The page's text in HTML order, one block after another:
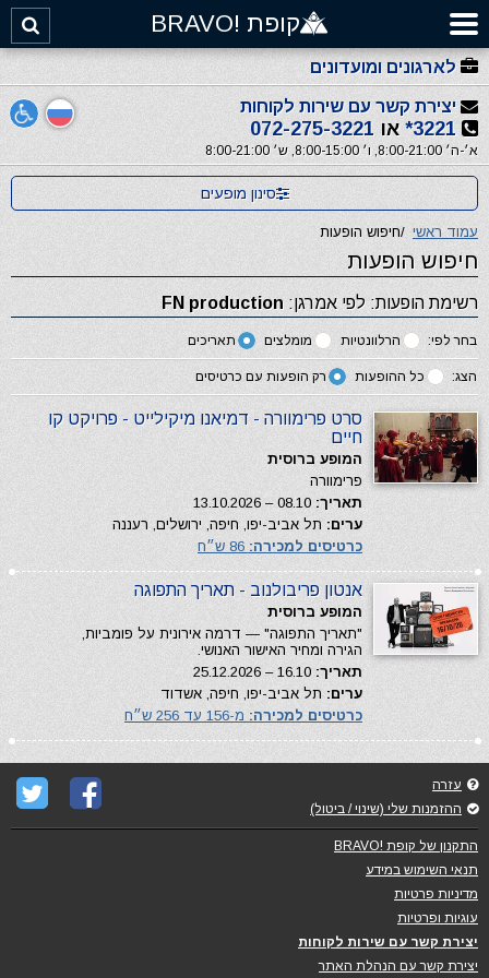
קופת !BRAVO
לארגונים ומועדונים
יצירת קשר עם שירות לקוחות
3221* או 072-275-3221
א׳-ה׳ 8:00-21:00, ו׳ 8:00-15:00, ש׳ 8:00-21:00
סינון מופעים
עמוד ראשי /חיפוש הופעות
חיפוש הופעות
רשימת הופעות: לפי אמרגן: FN production
בחר לפי: הרלוונטיות מומלצים תאריכים
הצג: כל ההופעות רק הופעות עם כרטיסים
סרט פרימוורה - דמיאנו מיקילייט - פרויקט קו
חיים
המופע ברוסית
פרימוורה
תאריך:
ערים: תל אביב-יפו, חיפה, ירושלים, רעננה
כרטיסים למכירה:
אנטון פריבולנוב - תאריך התפוגה
המופע ברוסית
"תאריך התפוגה" — דרמה אירונית על פומביות,
הגירה ומחיר האישור האנושי.
תאריך:
ערים: תל אביב-יפו, חיפה, אשדוד
כרטיסים למכירה: מ-156 עד 256 ש״ח
עזרה
ההזמנות שלי (שינוי / ביטול)
התקנון של קופת !BRAVO
תנאי השימוש במידע
מדיניות פרטיות
עוגיות ופרטיות
יצירת קשר עם שירות לקוחות
יצירת קשר עם הנהלת האתר